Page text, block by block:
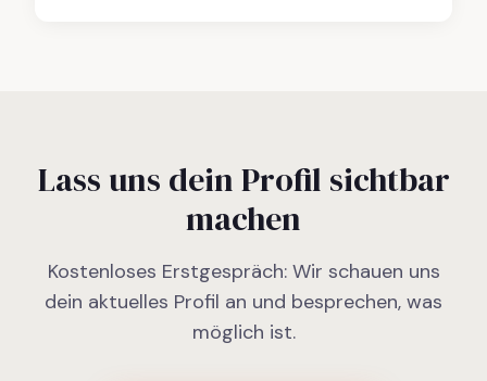
Lass uns dein Profil sichtbar
machen
Kostenloses Erstgespräch: Wir schauen uns
dein aktuelles Profil an und besprechen, was
möglich ist.